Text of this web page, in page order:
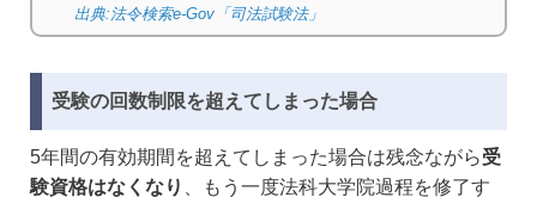
出典:法令検索e-Gov「司法試験法」
受験の回数制限を超えてしまった場合
5年間の有効期間を超えてしまった場合は残念ながら受
験資格はなくなり
、もう一度法科大学院過程を修了す